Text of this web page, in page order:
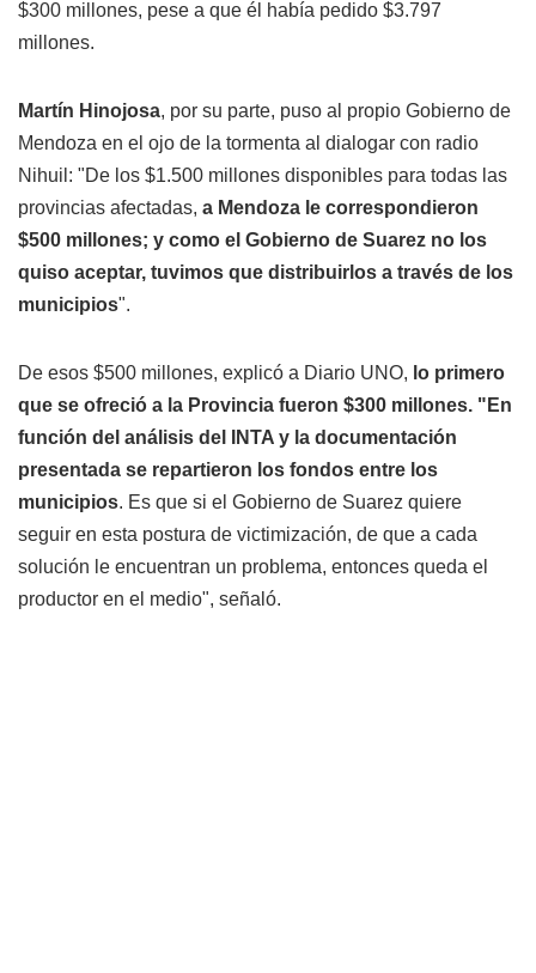
$300 millones, pese a que él había pedido $3.797
millones.
Martín Hinojosa, por su parte, puso al propio Gobierno de
Mendoza en el ojo de la tormenta al dialogar con radio
Nihuil: "De los $1.500 millones disponibles para todas las
provincias afectadas, a Mendoza le correspondieron
$500 millones; y como el Gobierno de Suarez no los
quiso aceptar, tuvimos que distribuirlos a través de los
municipios".
De esos $500 millones, explicó a Diario UNO, lo primero
que se ofreció a la Provincia fueron $300 millones. "En
función del análisis del INTA y la documentación
presentada se repartieron los fondos entre los
municipios. Es que si el Gobierno de Suarez quiere
seguir en esta postura de victimización, de que a cada
solución le encuentran un problema, entonces queda el
productor en el medio", señaló.